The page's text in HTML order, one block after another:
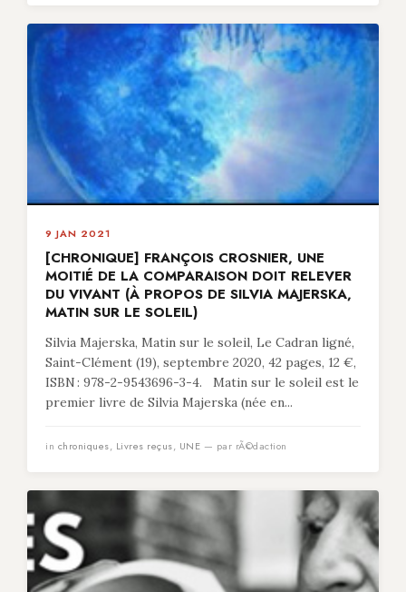
9 JAN 2021
[CHRONIQUE] FRANÇOIS CROSNIER, UNE
MOITIÉ DE LA COMPARAISON DOIT RELEVER
DU VIVANT (À PROPOS DE SILVIA MAJERSKA,
MATIN SUR LE SOLEIL)
Silvia Majerska, Matin sur le soleil, Le Cadran ligné,
Saint-Clément (19), septembre 2020, 42 pages, 12 €,
ISBN : 978-2-9543696-3-4. Matin sur le soleil est le
premier livre de Silvia Majerska (née en...
in chroniques, Livres reçus, UNE — par rÃ©daction